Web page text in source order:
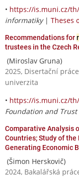
• https://is.muni.cz/
informatiky| Theses
Recommendations for
trustees in the Czech
(Miroslav Gruna)
2025, Disertační
univerzita
• https://is.muni.cz/
Foundation and
Comparative Analysis
Countries; Study of
Generating Economic
(Šimon Herskovič)
2024, Bakalářská